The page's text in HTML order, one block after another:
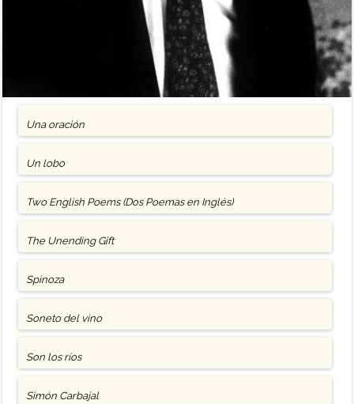
Una oración
Un lobo
Two English Poems (Dos Poemas en Inglés)
The Unending Gift
Spinoza
Soneto del vino
Son los ríos
Simón Carbajal